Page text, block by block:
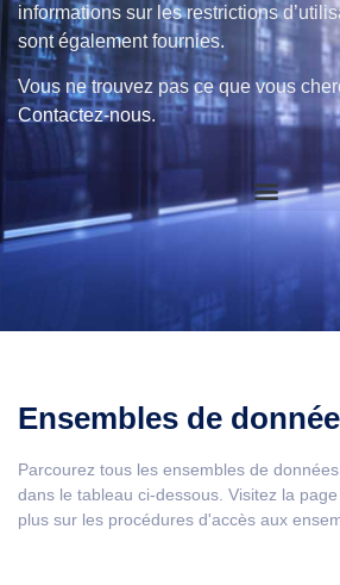
informations sur les restrictions
sont également fournies.
Vous ne trouvez pas ce que vous
Contactez-nous.
Ensembles de
Parcourez tous les ensembles de
dans le tableau ci-dessous. Visitez la
plus sur les procédures d'accès aux